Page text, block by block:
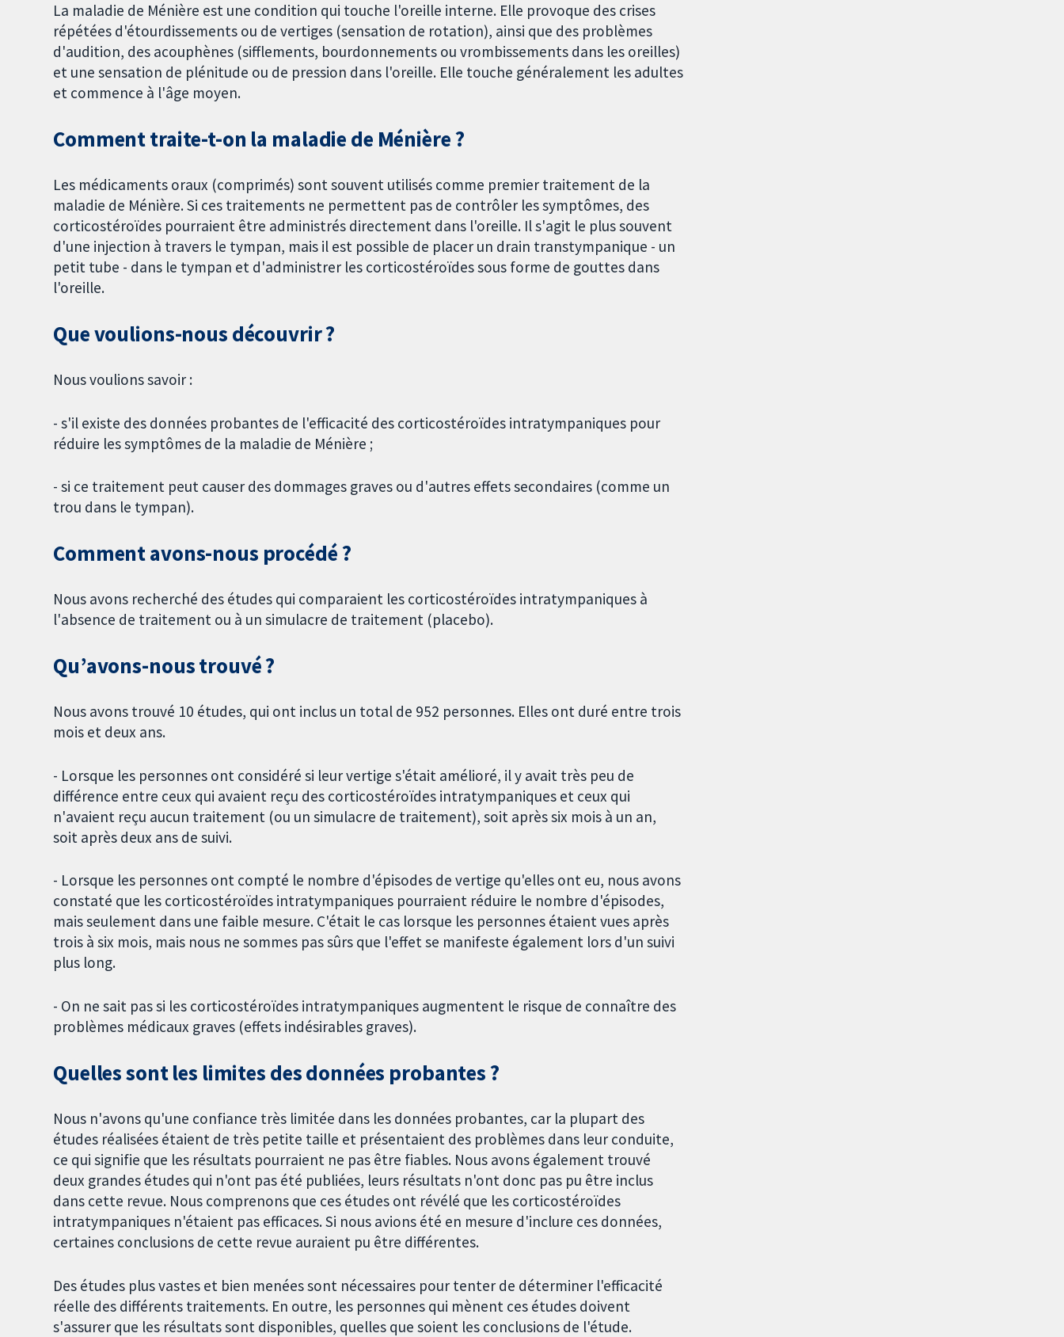
La maladie de Ménière est une condition qui touche l'oreille interne. Elle provoque des crises
répétées d'étourdissements ou de vertiges (sensation de rotation), ainsi que des problèmes
d'audition, des acouphènes (sifflements, bourdonnements ou vrombissements dans les oreilles)
et une sensation de plénitude ou de pression dans l'oreille. Elle touche généralement les adultes
et commence à l'âge moyen.
Comment traite-t-on la maladie de Ménière ?
Les médicaments oraux (comprimés) sont souvent utilisés comme premier traitement de la
maladie de Ménière. Si ces traitements ne permettent pas de contrôler les symptômes, des
corticostéroïdes pourraient être administrés directement dans l'oreille. Il s'agit le plus souvent
d'une injection à travers le tympan, mais il est possible de placer un drain transtympanique - un
petit tube - dans le tympan et d'administrer les corticostéroïdes sous forme de gouttes dans
l'oreille.
Que voulions-nous découvrir ?
Nous voulions savoir :
- s'il existe des données probantes de l'efficacité des corticostéroïdes intratympaniques pour
réduire les symptômes de la maladie de Ménière ;
- si ce traitement peut causer des dommages graves ou d'autres effets secondaires (comme un
trou dans le tympan).
Comment avons-nous procédé ?
Nous avons recherché des études qui comparaient les corticostéroïdes intratympaniques à
l'absence de traitement ou à un simulacre de traitement (placebo).
Qu’avons-nous trouvé ?
Nous avons trouvé 10 études, qui ont inclus un total de 952 personnes. Elles ont duré entre trois
mois et deux ans.
- Lorsque les personnes ont considéré si leur vertige s'était amélioré, il y avait très peu de
différence entre ceux qui avaient reçu des corticostéroïdes intratympaniques et ceux qui
n'avaient reçu aucun traitement (ou un simulacre de traitement), soit après six mois à un an,
soit après deux ans de suivi.
- Lorsque les personnes ont compté le nombre d'épisodes de vertige qu'elles ont eu, nous avons
constaté que les corticostéroïdes intratympaniques pourraient réduire le nombre d'épisodes,
mais seulement dans une faible mesure. C'était le cas lorsque les personnes étaient vues après
trois à six mois, mais nous ne sommes pas sûrs que l'effet se manifeste également lors d'un suivi
plus long.
- On ne sait pas si les corticostéroïdes intratympaniques augmentent le risque de connaître des
problèmes médicaux graves (effets indésirables graves).
Quelles sont les limites des données probantes ?
Nous n'avons qu'une confiance très limitée dans les données probantes, car la plupart des
études réalisées étaient de très petite taille et présentaient des problèmes dans leur conduite,
ce qui signifie que les résultats pourraient ne pas être fiables. Nous avons également trouvé
deux grandes études qui n'ont pas été publiées, leurs résultats n'ont donc pas pu être inclus
dans cette revue. Nous comprenons que ces études ont révélé que les corticostéroïdes
intratympaniques n'étaient pas efficaces. Si nous avions été en mesure d'inclure ces données,
certaines conclusions de cette revue auraient pu être différentes.
Des études plus vastes et bien menées sont nécessaires pour tenter de déterminer l'efficacité
réelle des différents traitements. En outre, les personnes qui mènent ces études doivent
s'assurer que les résultats sont disponibles, quelles que soient les conclusions de l'étude.